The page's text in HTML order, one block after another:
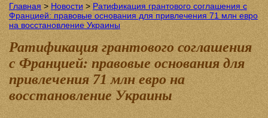
Главная > Новости>Ратификация грантового соглашения с
Францией: правовые основания для привлечения 71 млн евро
на восстановление Украины
Ратификация грантового соглашения
с Францией: правовые основания для
привлечения 71 млн евро на
восстановление Украины